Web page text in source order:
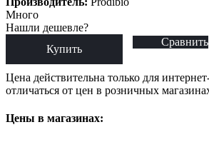
Много
Нашли дешевле?
Купить
Сравнить
Цена действительна только для
отличаться от цен в розничных
Цены в магазинах: